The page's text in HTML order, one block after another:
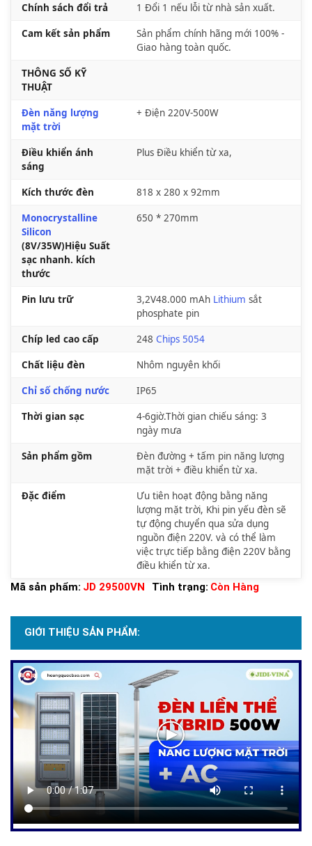
Chính sách đổi trả 1 Đổi 1 nếu lỗi từ nhà sản xuất.
Cam kết sản phẩm
Sản phẩm chính hãng mới 100% -
Giao hàng toàn quốc.
THÔNG SỐ KỸ
THUẬT
Đèn năng lượng
mặt trời
+ Điện 220V-500W
Điều khiển ánh
sáng
Plus Điều khiển từ xa,
Kích thước đèn 818 x 280 x 92mm
Monocrystalline
Silicon
(8V/35W)Hiệu Suất
sạc nhanh. kích
thước
650 * 270mm
Pin lưu trữ 3,2V48.000 mAh Lithium sắt
phosphate pin
Chíp led cao cấp 248 Chips 5054
Chất liệu đèn Nhôm nguyên khối
Chỉ số chống nước IP65
Thời gian sạc
4-6giờ.Thời gian chiếu sáng: 3
ngày mưa
Sản phẩm gồm
Đèn đường + tấm pin năng lượng
mặt trời + điều khiển từ xa.
Đặc điểm
Ưu tiên hoạt động bằng năng
lượng mặt trời, Khi pin yếu đèn sẽ
tự động chuyển qua sửa dụng
nguồn điện 220V. và có thể làm
việc trực tiếp bằng điện 220V bằng
điều khiển từ xa.
Mã sản phẩm: JD 29500VN Tình trạng: Còn Hàng
GIỚI THIỆU SẢN PHẨM: